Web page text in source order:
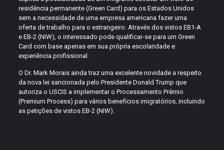
residência permanente (Green Card) para os Estados Unidos
sem a necessidade de uma empresa americana fazer uma
oferta de trabalho para o estrangeiro. Através dos vistos EB1-A
e EB-2 (NIW), o interessado pode qualificar-se para um Green
Card com base apenas em sua própria escolaridade e
experiência profissional.
O Dr. Mark Morais ainda traz uma excelente novidade a respeito
da nova lei sancionada pelo Presidente Donald Trump que
autoriza o USCIS a implementar o Processamento Prêmio
(Premium Process) para vários benefícios imigratórios, incluindo
as petições de vistos EB-2 (NIW).